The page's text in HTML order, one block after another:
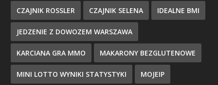
CZAJNIK ROSSLER CZAJNIK SELENA IDEALNE BMI
JEDZENIE Z DOWOZEM WARSZAWA
KARCIANA GRA MMO MAKARONY BEZGLUTENOWE
MINI LOTTO WYNIKI STATYSTYKI MOJEIP